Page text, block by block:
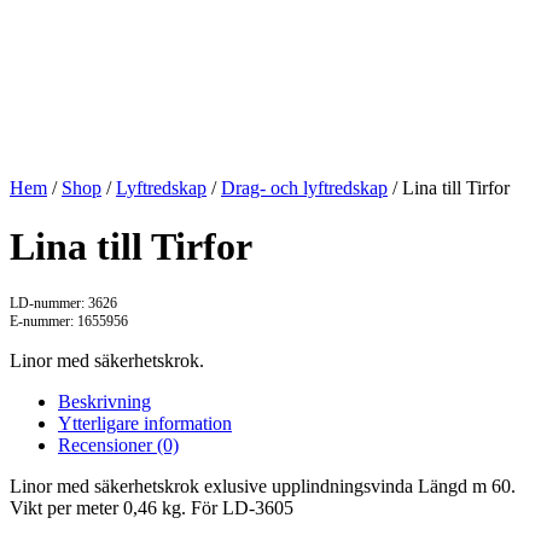
Hem / Shop /Lyftredskap /Drag- och lyftredskap / Lina till Tirfor
Lina till Tirfor
LD-nummer: 3626
E-nummer: 1655956
Linor med säkerhetskrok.
Beskrivning
Ytterligare information
Recensioner (0)
Linor med säkerhetskrok exlusive upplindningsvinda Längd m 60.
Vikt per meter 0,46 kg. För LD-3605